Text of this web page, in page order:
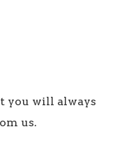
you will always
us.